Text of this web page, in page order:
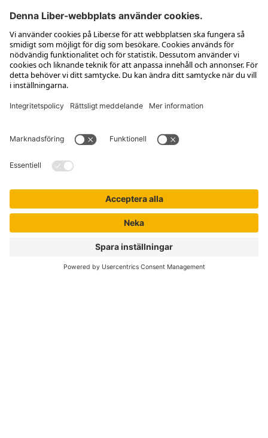
Kontakta kundservice
Jobba hos oss
Om Liber
Nyhetsbrev